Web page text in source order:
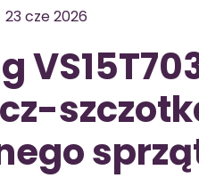
23 cze 2026